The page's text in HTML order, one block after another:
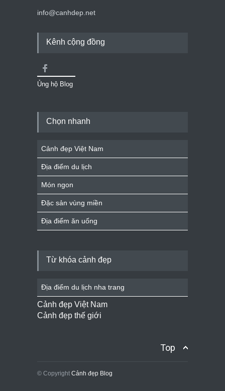
info@canhdep.net
Kênh cộng đồng
Ủng hộ Blog
Chọn nhanh
Cảnh đẹp Việt Nam
Địa điểm du lịch
Món ngon
Đặc sản vùng miền
Địa điểm ăn uống
Từ khóa cảnh đẹp
Địa điểm du lịch nha trang
Cảnh đẹp Việt Nam
Cảnh đẹp thế giới
Top
© Copyright Cảnh đẹp Blog